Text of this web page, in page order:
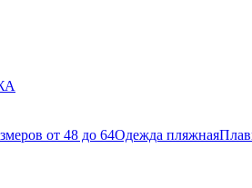
от 48 до 64Одежда пляжная